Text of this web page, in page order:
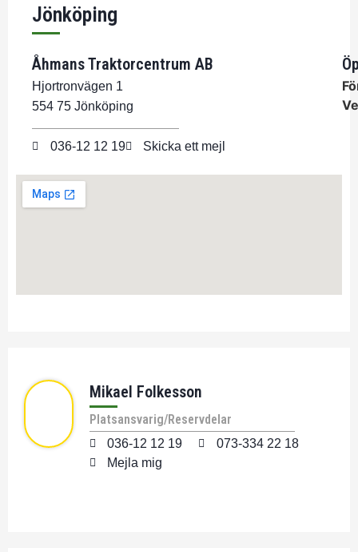
Jönköping
Åhmans Traktorcentrum AB
Hjortronvägen 1
554 75 Jönköping
036-12 12 19 Skicka ett mejl
Mikael Folkesson
Platsansvarig/Reservdelar
036-12 12 19
073-334 22 18
Mejla mig